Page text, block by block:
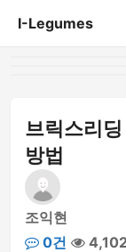
I-Legumes
브릭스리
방법
조익현
0건